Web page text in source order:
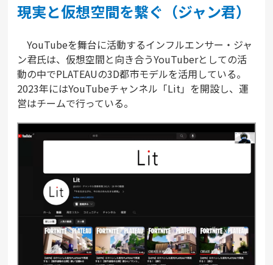
現実と仮想空間を繋ぐ（ジャン君）
YouTubeを舞台に活動するインフルエンサー・ジャ
ン君氏は、仮想空間と向き合うYouTuberとしての活
動の中でPLATEAUの3D都市モデルを活用している。
2023年にはYouTubeチャンネル「Lit」を開設し、運
営はチームで行っている。